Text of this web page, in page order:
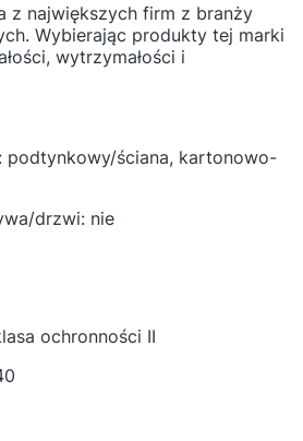
z największych firm z branży
Wybierając produkty tej marki
wytrzymałości i
podtynkowy/ściana, kartonowo-
drzwi: nie
ochronności II